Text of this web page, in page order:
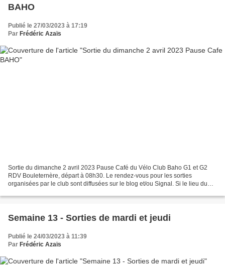
BAHO
Publié le 27/03/2023 à 17:19
Par Frédéric Azaïs
Sortie du dimanche 2 avril 2023 Pause Café du Vélo Club Baho G1 et G2
RDV Bouleternère, départ à 08h30. Le rendez-vous pour les sorties
organisées par le club sont diffusées sur le blog et/ou Signal. Si le lieu du
Semaine 13 - Sorties de mardi et jeudi
Publié le 24/03/2023 à 11:39
Par Frédéric Azaïs